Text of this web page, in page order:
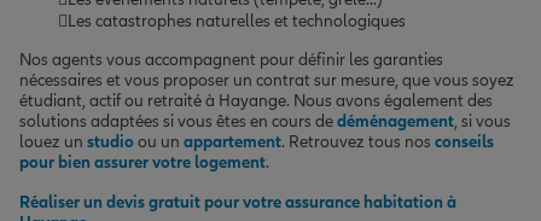
Les catastrophes naturelles et technologiques
Nos agents vous accompagnent pour définir les garanties
nécessaires et vous proposer un contrat sur mesure, que vous soyez
étudiant, actif ou retraité à Hayange. Nous avons également des
solutions adaptées si vous êtes en cours dedéménagement, si vous
louez un studioou un appartement. Retrouvez tous nos conseils
pour bien assurer votre logement.
Réaliser un devis gratuit pour votre assurance habitation à